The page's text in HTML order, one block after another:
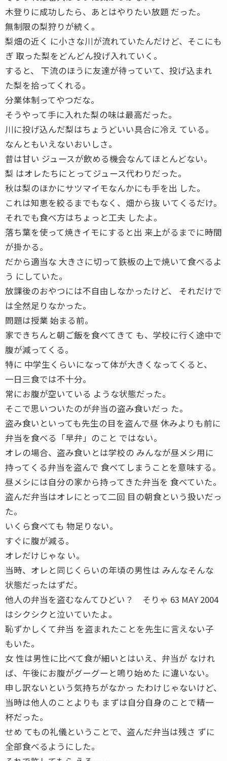
木登りに成功したら、あとはやりたい放題 だった。
無制限の梨狩りが続く。
梨畑の近く に小さな川が流れていたんだけど、そこにも
ぎ 取った梨をどんどん投げ入れていく。
すると、 下流のほうに友達が待っていて、投げ込まれ
た梨を拾ってくれる。
分業体制ってやつだな。
そうやって手に入れた梨の味は最高だった。
川に投げ込んだ梨はちょうどいい具合に冷え ている。
なんともいえないおいしさ。
昔は甘い ジュースが飲める機会なんてほとんどない。
梨 はオレたちにとってジュース代わりだった。
秋は梨のほかにサツマイモなんかにも手を出 した。
これは知恵を絞るまでもなく、畑から抜 いてくるだけ。
それでも食べ方はちょっと工夫 したよ。
落ち葉を使って焼きイモにすると出 来上がるまでに時間
が掛かる。
だから適当な 大きさに切って鉄板の上で焼いて食べるよ
う にしていた。
放課後のおやつには不自由しなかったけど、 それだけで
は全然足りなかった。
問題は授業 始まる前。
家できちんと朝ご飯を食べてきて も、学校に行く途中で
腹が減ってくる。
特に 中学生くらいになって体が大きくなってくると、
一日三食では不十分。
常にお腹が空いている ような状態だった。
そこで思いついたのが弁当の盗み食いだっ た。
盗み食いといっても先生の目を盗んで昼 休みよりも前に
弁当を食べる「早弁」のこと ではない。
オレの場合、盗み食いとは学校の みんなが昼メシ用に
持ってくる弁当を盗んで 食べてしまうことを意味する。
昼メシには自分の家から持ってきた弁当を 食べていた。
盗んだ弁当はオレにとって二回 目の朝食という扱いだっ
た。
いくら食べても 物足りない。
すぐに腹が減る。
オレだけじゃな い。
当時、オレと同じくらいの年頃の男性は みんなそんな
状態だったはずだ。
他人の弁当を盗むなんてひどい？ そりゃ 63 MAY 2004
はシクシクと泣いていたよ。
恥ずかしくて弁当 を盗まれたことを先生に言えない子
もいた。
女 性は男性に比べて食が細いとはいえ、弁当が なけれ
ば、午後にお腹がグーグーと鳴り始めた に違いない。
申し訳ないという気持ちがなかっ たわけじゃないけど、
当時は他人のことよりも まずは自分自身のことで精一
杯だった。
せめ てもの礼儀ということで、盗んだ弁当は残さ ずに
全部食べるようにした。